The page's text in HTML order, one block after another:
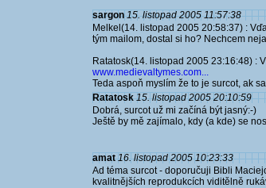
sargon 15. listopad 2005 11:57:38
Melkel(14. listopad 2005 20:58:37) :
tým mailom, dostal si ho? Nechcem
Ratatosk(14. listopad 2005 23:16:48) :
www.medievaltymes.com...
Teda aspoň myslím že to je surcot, ak
Ratatosk 15. listopad 2005 20:10:59
Dobrá, surcot už mi začíná být jasný:-)
Ještě by mě zajímalo, kdy (a kde) se
amat 16. listopad 2005 10:23:33
Ad téma surcot - doporučuji Bibli
kvalitnějších reprodukcích viditělně